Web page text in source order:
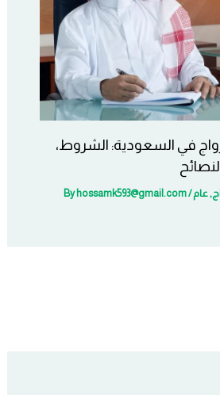
في السعودية: الشروط،
, عام/ By
hossamk593@gmail.com